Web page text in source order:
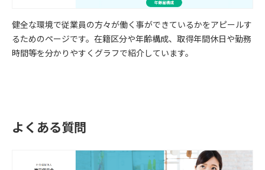
健全な環境で従業員の方々が働く事ができているかをアピールす
るためのページです。在籍区分や年齢構成、取得年間休日や勤務
時間等を分かりやすくグラフで紹介しています。
よくある質問